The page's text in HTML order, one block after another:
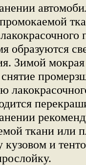
образуются
Зимой
ткани или
кузовом и